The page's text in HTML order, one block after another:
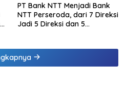
PT Bank NTT Menjadi Bank
NTT Perseroda, dari 7 Direksi
Jadi 5 Direksi dan 5